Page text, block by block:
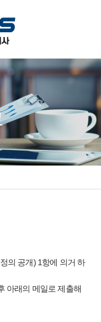
의 공개) 1항에 의거 하
아래의 메일로 제출해